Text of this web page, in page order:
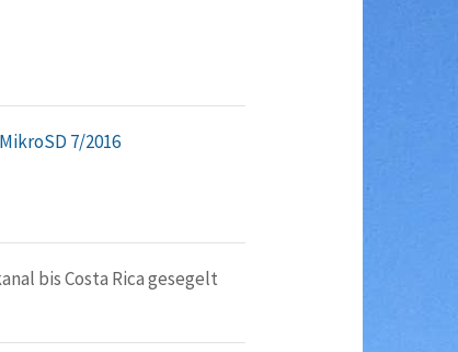
7/2016
bis Costa Rica gesegelt